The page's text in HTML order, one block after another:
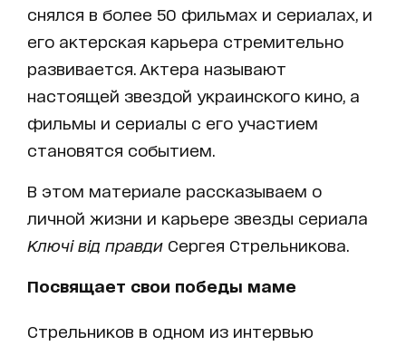
снялся в более 50 фильмах и сериалах, и
его актерская карьера стремительно
развивается. Актера называют
настоящей звездой украинского кино, а
фильмы и сериалы с его участием
становятся событием.
В этом материале рассказываем о
личной жизни и карьере звезды сериала
Ключі від правди Сергея Стрельникова.
Посвящает свои победы маме
Стрельников в одном из интервью